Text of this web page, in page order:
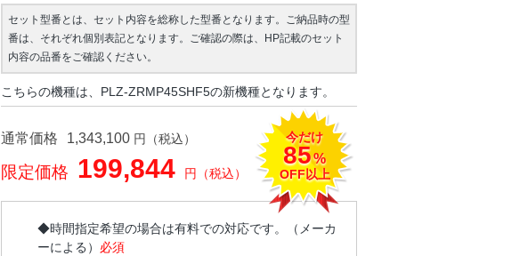
セット型番とは、セット内容を総称した型番となります。ご納品時の型
番は、それぞれ個別表記となります。ご確認の際は、HP記載のセット
内容の品番をご確認ください。
こちらの機種は、PLZ-ZRMP45SHF5の新機種となります。
通常価格 1,343,100 円（税込）
限定価格 199,844 円（税込）
今だけ
85%
OFF以上
◆時間指定希望の場合は有料での対応です。（メーカ
ーによる） 必須